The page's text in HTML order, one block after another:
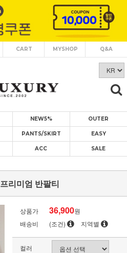
CART MYSHOP Q&A
NEW5% OUTER
PANTS/SKIRT EASY
ACC SALE
리미엄 반팔티
상품가 36,900원
배송비
(조건) 지역별
컬러